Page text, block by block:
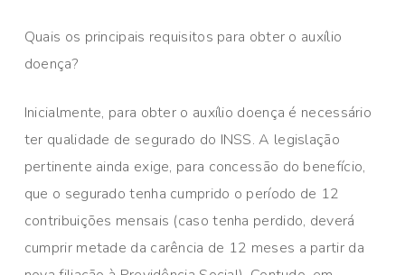
Quais os principais requisitos para obter o auxílio
doença?
Inicialmente, para obter o auxílio doença é necessário
ter qualidade de segurado do INSS. A legislação
pertinente ainda exige, para concessão do benefício,
que o segurado tenha cumprido o período de 12
contribuições mensais (caso tenha perdido, deverá
cumprir metade da carência de 12 meses a partir da